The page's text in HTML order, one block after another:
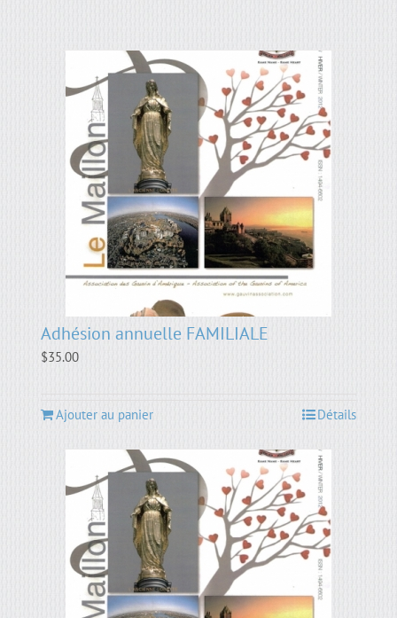
Adhésion annuelle FAMILIALE
$35.00
Ajouter au panier Détails